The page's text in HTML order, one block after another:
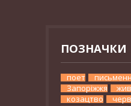
ПОЗНАЧКИ
поет
Запоріжжя
козацтво